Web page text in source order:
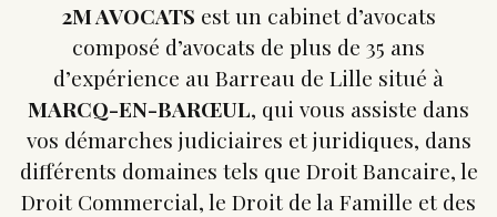
2M AVOCATS est un cabinet d’avocats
composé d’avocats de plus de 35 ans
d’expérience au Barreau de Lille situé à
MARCQ-EN-BARŒUL, qui vous assiste dans
vos démarches judiciaires et juridiques, dans
différents domaines tels que Droit Bancaire, le
Droit Commercial, le Droit de la Famille et des